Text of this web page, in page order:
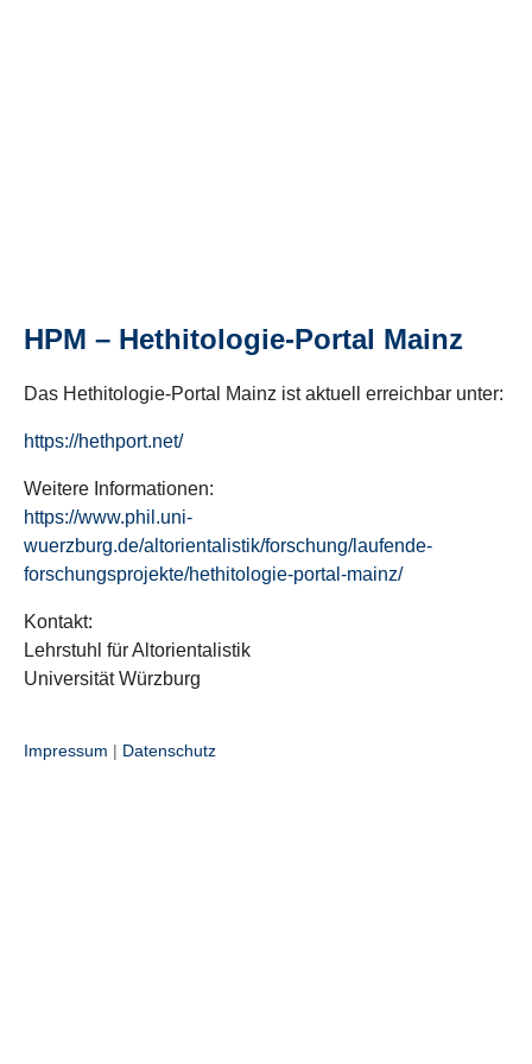
HPM – Hethitologie-Portal Mainz
Das Hethitologie-Portal Mainz ist aktuell erreichbar unter:
https://hethport.net/
Weitere Informationen:
https://www.phil.uni-
wuerzburg.de/altorientalistik/forschung/laufende-
forschungsprojekte/hethitologie-portal-mainz/
Kontakt:
Lehrstuhl für Altorientalistik
Universität Würzburg
Impressum | Datenschutz